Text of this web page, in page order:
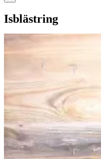
Isblästring
/Tjänster/Isblästring
Isblästring
2020-11-